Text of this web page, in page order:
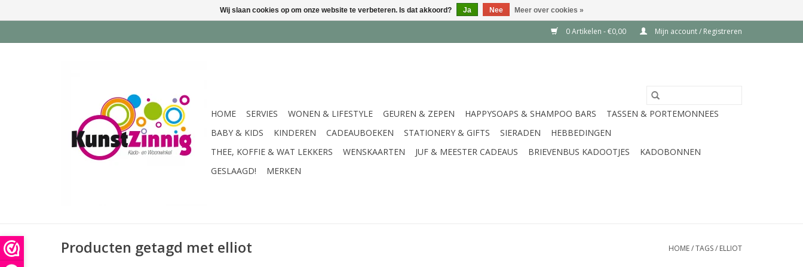
0 Artikelen - €0,00 Mijn account / Registreren
HOME SERVIES WONEN & LIFESTYLE GEUREN & ZEPEN HAPPYSOAPS & SHAMPOO BARS
TASSEN & PORTEMONNEES
BABY & KIDS
KINDEREN CADEAUBOEKEN STATIONERY & GIFTS SIERADEN
HEBBEDINGEN
THEE, KOFFIE & WAT LEKKERS
WENSKAARTEN JUF & MEESTER CADEAUS BRIEVENBUS KADOOTJES
KADOBONNEN
GESLAAGD!
MERKEN
Producten getagd met elliot HOME/TAGS/ ELLIOT
Wij slaan cookies op om onze website te verbeteren. Is dat akkoord? Ja Nee Meer over cookies »